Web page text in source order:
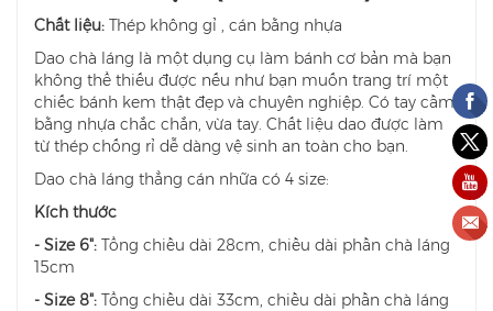
Chất liệu: Thép không gỉ , cán bằng nhựa
Dao chà láng là một dụng cụ làm bánh cơ bản mà bạn
không thể thiếu được nếu như bạn muốn trang trí một
chiếc bánh kem thật đẹp và chuyên nghiệp. Có tay cầm
bằng nhựa chắc chắn, vừa tay. Chất liệu dao được làm
từ thép chống rỉ dễ dàng vệ sinh an toàn cho bạn.
Dao chà láng thẳng cán nhữa có 4 size:
Kích thước
- Size 6": Tổng chiều dài 28cm, chiều dài phần chà láng
15cm
- Size 8": Tổng chiều dài 33cm, chiều dài phần chà láng